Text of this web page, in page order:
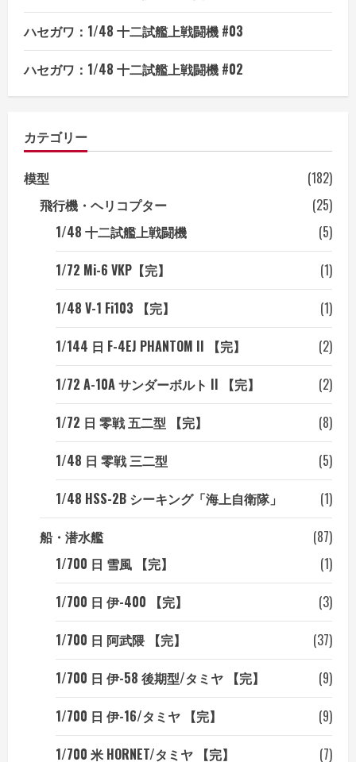
ハセガワ：1/48 十二試艦上戦闘機 #03
ハセガワ：1/48 十二試艦上戦闘機 #02
カテゴリー
模型
(182)
飛行機・ヘリコプター
(25)
1/48 十二試艦上戦闘機
(5)
1/72 Mi-6 VKP【完】
(1)
1/48 V-1 Fi103 【完】
(1)
1/144 日 F-4EJ PHANTOM II 【完】
(2)
1/72 A-10A サンダーボルト II 【完】
(2)
1/72 日 零戦 五二型 【完】
(8)
1/48 日 零戦 三二型
(5)
1/48 HSS-2B シーキング「海上自衛隊」
(1)
船・潜水艦
(87)
1/700 日 雪風 【完】
(1)
1/700 日 伊-400 【完】
(3)
1/700 日 阿武隈 【完】
(37)
1/700 日 伊-58 後期型/タミヤ 【完】
(9)
1/700 日 伊-16/タミヤ 【完】
(9)
1/700 米 HORNET/タミヤ 【完】
(7)